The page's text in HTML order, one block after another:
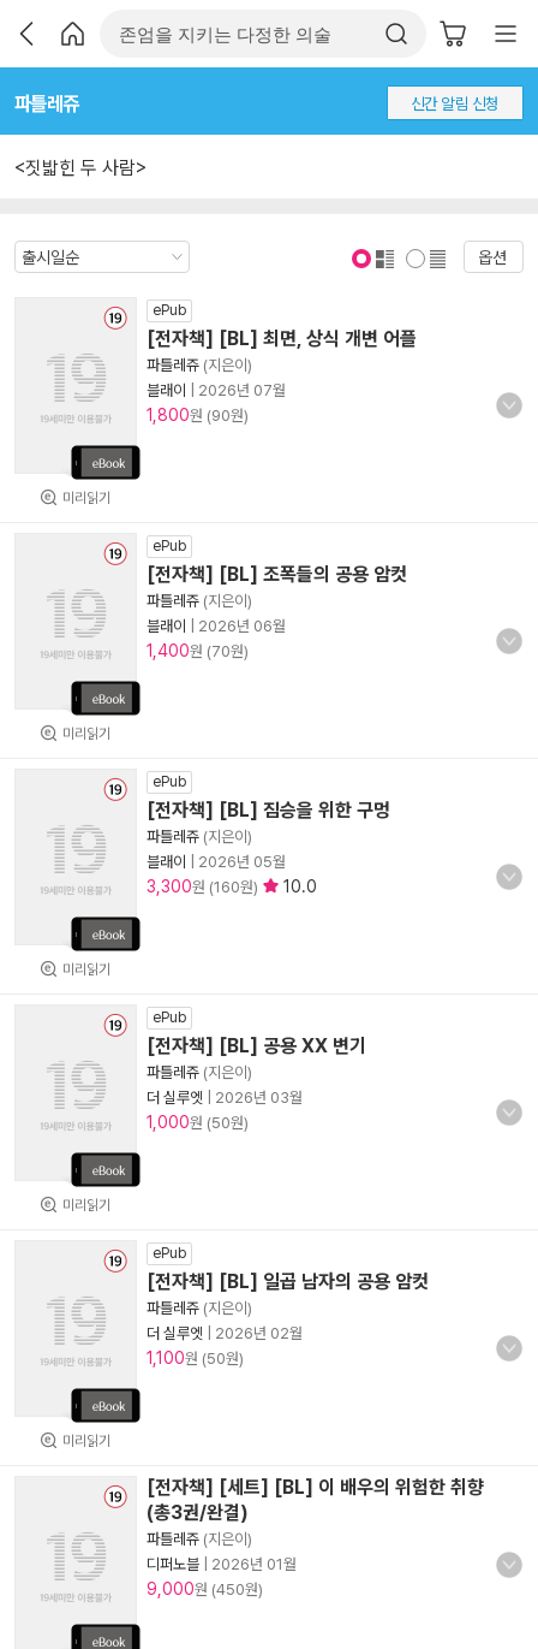
파틀레쥬 신간 알림 신청
<짓밟힌 두 사람>
옵션
미리읽기
ePub
[전자책] [BL] 최면, 상식 개변 어플
파틀레쥬 (지은이)
블래이
2026년 07월
1,800원 (90원)
미리읽기
ePub
[전자책] [BL] 조폭들의 공용 암컷
파틀레쥬 (지은이)
블래이
2026년 06월
1,400원 (70원)
미리읽기
ePub
[전자책] [BL] 짐승을 위한 구멍
파틀레쥬 (지은이)
블래이
2026년 05월
3,300원 (160원) 10.0
미리읽기
ePub
[전자책] [BL] 공용 XX 변기
파틀레쥬 (지은이)
더 실루엣
2026년 03월
1,000원 (50원)
미리읽기
ePub
[전자책] [BL] 일곱 남자의 공용 암컷
파틀레쥬 (지은이)
더 실루엣
2026년 02월
1,100원 (50원)
[전자책] [세트] [BL] 이 배우의 위험한 취향
(총3권/완결)
파틀레쥬 (지은이)
디퍼노블
2026년 01월
9,000원 (450원)